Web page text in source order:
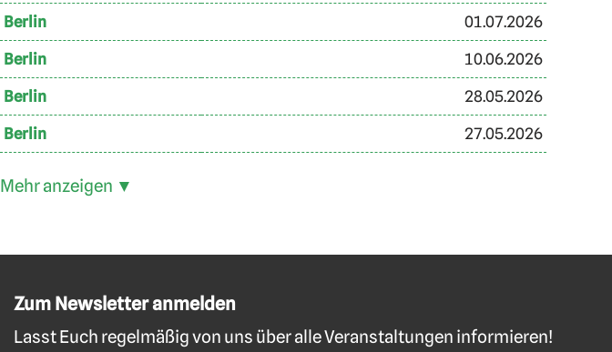
Berlin 01.07.2026
Berlin 10.06.2026
Berlin 28.05.2026
Berlin 27.05.2026
Mehr anzeigen ▼
Zum Newsletter anmelden
Lasst Euch regelmäßig von uns über alle Veranstaltungen informieren!